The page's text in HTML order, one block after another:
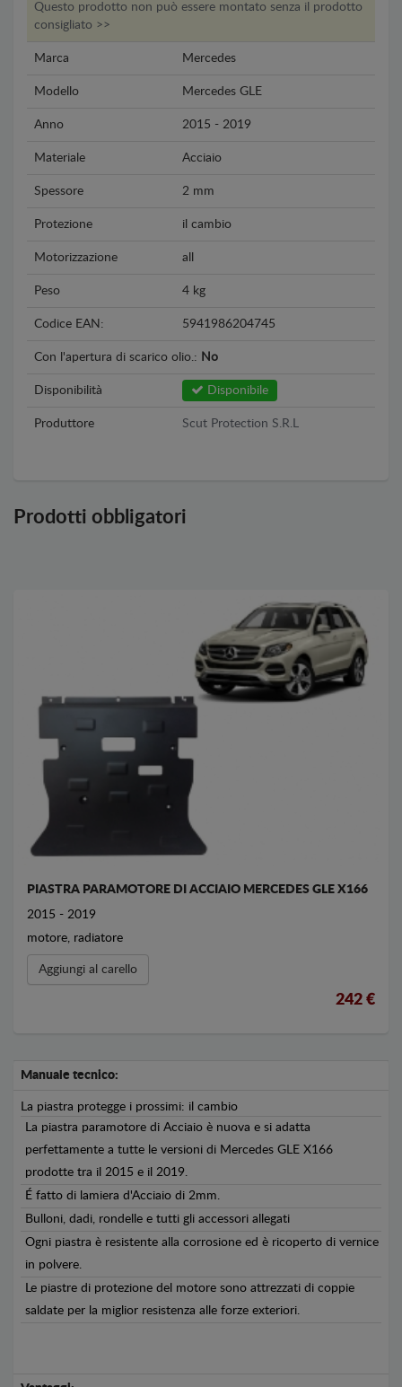
Questo prodotto non può essere montato senza il prodotto
consigliato >>
Marca Mercedes
Modello Mercedes GLE
Anno 2015 - 2019
Materiale Acciaio
Spessore 2 mm
Protezione il cambio
Motorizzazione all
Peso 4 kg
Codice EAN: 5941986204745
Con l'apertura di scarico olio.: No
Disponibilità Disponibile
Produttore Scut Protection S.R.L
Prodotti obbligatori
PIASTRA PARAMOTORE DI ACCIAIO MERCEDES GLE X166
2015 - 2019
motore, radiatore
Aggiungi al carello
242 €
Manuale tecnico:
La piastra protegge i prossimi: il cambio
La piastra paramotore di Acciaio è nuova e si adatta
perfettamente a tutte le versioni di Mercedes GLE X166
prodotte tra il 2015 e il 2019.
É fatto di lamiera d'Acciaio di 2mm.
Bulloni, dadi, rondelle e tutti gli accessori allegati
Ogni piastra è resistente alla corrosione ed è ricoperto di vernice
in polvere.
Le piastre di protezione del motore sono attrezzati di coppie
saldate per la miglior resistenza alle forze exteriori.